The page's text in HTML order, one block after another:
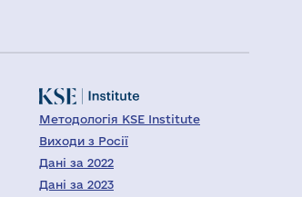
Методологія KSE Institute
Виходи з Росії
Дані за 2022
Дані за 2023